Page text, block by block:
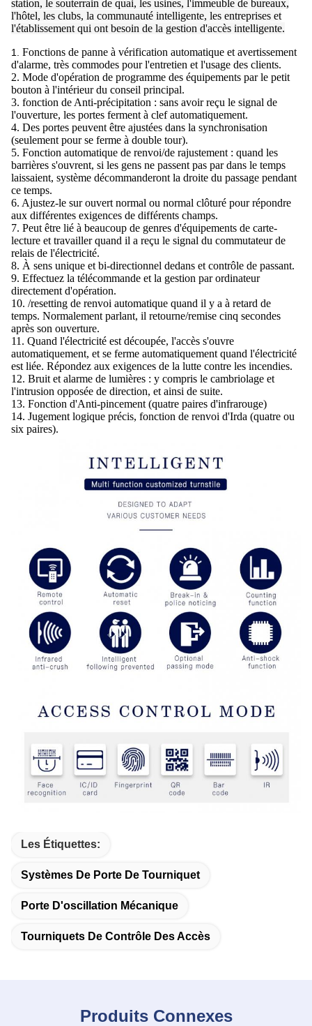
station, le souterrain de quai, les usines, l'immeuble de bureaux,
l'hôtel, les clubs, la communauté intelligente, les entreprises et
l'établissement qui ont besoin de la gestion d'accès intelligente.
1. Fonctions de panne à vérification automatique et avertissement
d'alarme, très commodes pour l'entretien et l'usage des clients.
2. Mode d'opération de programme des équipements par le petit
bouton à l'intérieur du conseil principal.
3. fonction de Anti-précipitation : sans avoir reçu le signal de
l'ouverture, les portes ferment à clef automatiquement.
4. Des portes peuvent être ajustées dans la synchronisation
(seulement pour se ferme à double tour).
5. Fonction automatique de renvoi/de rajustement : quand les
barrières s'ouvrent, si les gens ne passent pas par dans le temps
laissaient, système décommanderont la droite du passage pendant
ce temps.
6. Ajustez-le sur ouvert normal ou normal clôturé pour répondre
aux différentes exigences de différents champs.
7. Peut être lié à beaucoup de genres d'équipements de carte-
lecture et travailler quand il a reçu le signal du commutateur de
relais de l'électricité.
8. À sens unique et bi-directionnel dedans et contrôle de passant.
9. Effectuez la télécommande et la gestion par ordinateur
directement d'opération.
10. /resetting de renvoi automatique quand il y a à retard de
temps. Normalement parlant, il retourne/remise cinq secondes
après son ouverture.
11. Quand l'électricité est découpée, l'accès s'ouvre
automatiquement, et se ferme automatiquement quand l'électricité
est liée. Répondez aux exigences de la lutte contre les incendies.
12. Bruit et alarme de lumières : y compris le cambriolage et
l'intrusion opposée de direction, et ainsi de suite.
13. Fonction d'Anti-pincement (quatre paires d'infrarouge)
14. Jugement logique précis, fonction de renvoi d'Irda (quatre ou
six paires).
Les Étiquettes:
Systèmes De Porte De Tourniquet
Porte D'oscillation Mécanique
Tourniquets De Contrôle Des Accès
Produits Connexes